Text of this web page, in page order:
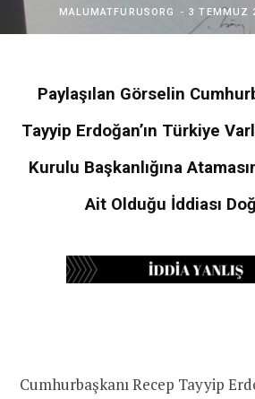
MALUMATFURUSORG 3 TEMMUZ
Paylaşılan Görselin
Tayyip Erdoğan’ın Türkiye
Kurulu Başkanlığına
Ait Olduğu İddiası
Cumhurbaşkanı Recep Tayyip